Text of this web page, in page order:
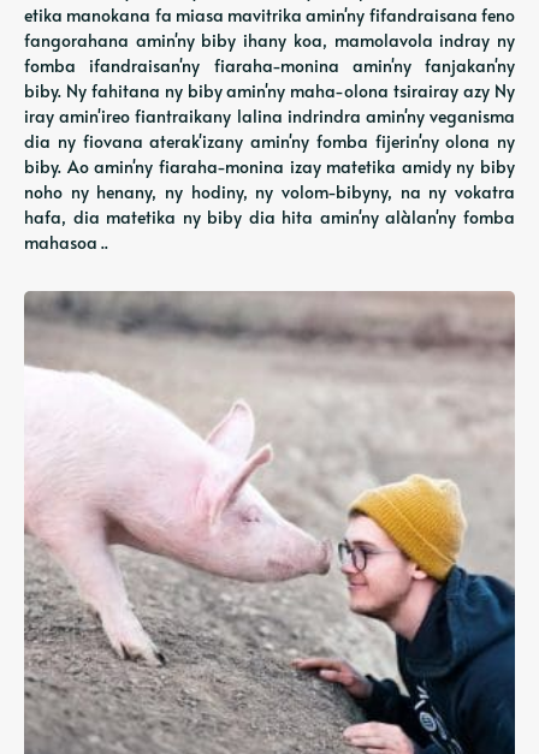
etika manokana fa miasa mavitrika amin'ny fifandraisana feno
fangorahana amin'ny biby ihany koa, mamolavola indray ny
fomba ifandraisan'ny fiaraha-monina amin'ny fanjakan'ny
biby. Ny fahitana ny biby amin'ny maha-olona tsirairay azy Ny
iray amin'ireo fiantraikany lalina indrindra amin'ny veganisma
dia ny fiovana aterak'izany amin'ny fomba fijerin'ny olona ny
biby. Ao amin'ny fiaraha-monina izay matetika amidy ny biby
noho ny henany, ny hodiny, ny volom-bibyny, na ny vokatra
hafa, dia matetika ny biby dia hita amin'ny alàlan'ny fomba
mahasoa ..